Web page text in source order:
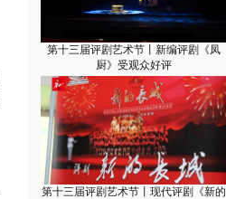
第十三届评剧艺术节丨新编评剧《凤
厨》受观众好评
第十三届评剧艺术节丨现代评剧《新的